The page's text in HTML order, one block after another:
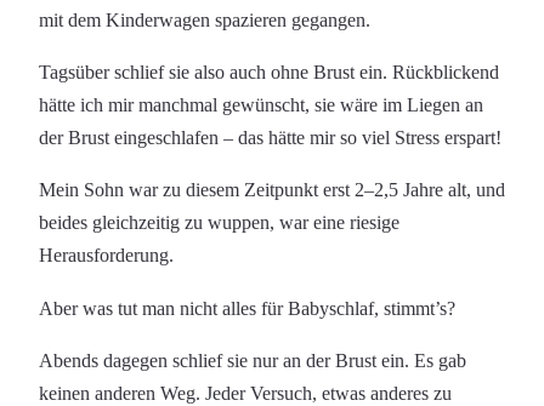
mit dem Kinderwagen spazieren gegangen.
Tagsüber schlief sie also auch ohne Brust ein. Rückblickend
hätte ich mir manchmal gewünscht, sie wäre im Liegen an
der Brust eingeschlafen – das hätte mir so viel Stress erspart!
Mein Sohn war zu diesem Zeitpunkt erst 2–2,5 Jahre alt, und
beides gleichzeitig zu wuppen, war eine riesige
Herausforderung.
Aber was tut man nicht alles für Babyschlaf, stimmt’s?
Abends dagegen schlief sie nur an der Brust ein. Es gab
keinen anderen Weg. Jeder Versuch, etwas anderes zu